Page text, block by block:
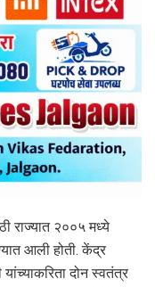
राज्यात २००५ मध्ये
आली होती. केंद्र
दोन स्वतंत्र